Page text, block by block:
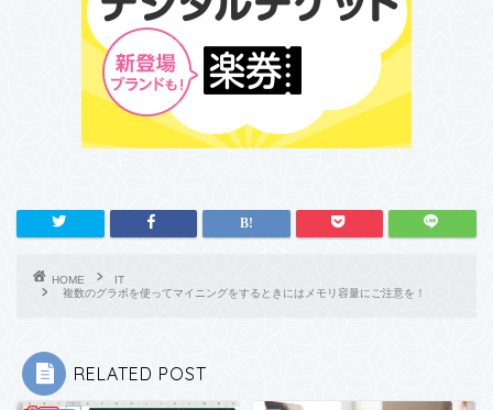
HOME
IT
複数のグラボを使ってマイニングをするときにはメモリ容量にご注意を！
RELATED POST